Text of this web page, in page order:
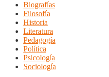
Biografías
Filosofía
Historia
Literatura
Pedagogía
Política
Psicología
Sociología